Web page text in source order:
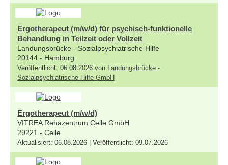
Ergotherapeut (m/w/d) für psychisch-funktionelle
Behandlung in Teilzeit oder Vollzeit
Landungsbrücke - Sozialpsychiatrische Hilfe
20144 - Hamburg
Veröffentlicht: 06.08.2026 von
Landungsbrücke -
Sozialpsychiatrische Hilfe GmbH
Ergotherapeut (m/w/d)
VITREA Rehazentrum Celle GmbH
29221 - Celle
Aktualisiert: 06.08.2026 | Veröffentlicht: 09.07.2026